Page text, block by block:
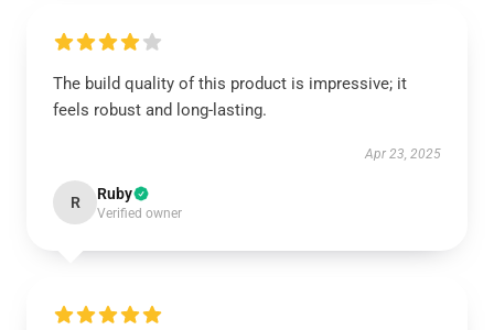
The build quality of this product is impressive; it
feels robust and long-lasting.
Apr 23, 2025
R Ruby
Verified owner